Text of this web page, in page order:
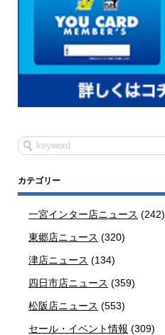
カテゴリー
一宮インター店ニュース (242)
東郷店ニュース (320)
津店ニュース (134)
四日市店ニュース (359)
松阪店ニュース (553)
セール・イベント情報 (309)